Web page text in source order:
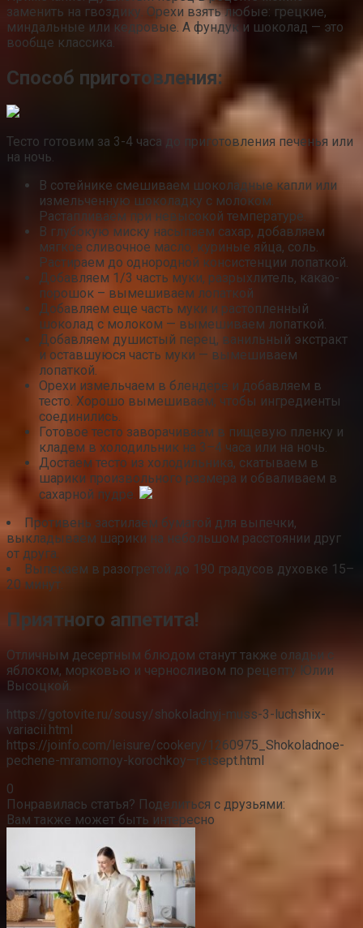
заменить на гвоздику. Орехи взять любые: грецкие,
миндальные или кедровые. А фундук и шоколад — это
вообще классика.
Способ приготовления:
Тесто готовим за 3-4 часа до приготовления печенья или
на ночь.
В сотейнике смешиваем шоколадные капли или
измельченную шоколадку с молоком.
Растапливаем при невысокой температуре.
В глубокую миску насыпаем сахар, добавляем
мягкое сливочное масло, куриные яйца, соль.
Растираем до однородной консистенции лопаткой.
Добавляем 1/3 часть муки, разрыхлитель, какао-
порошок – вымешиваем лопаткой
Добавляем еще часть муки и растопленный
шоколад с молоком — вымешиваем лопаткой.
Добавляем душистый перец, ванильный экстракт
и оставшуюся часть муки — вымешиваем
лопаткой.
Орехи измельчаем в блендере и добавляем в
тесто. Хорошо вымешиваем, чтобы ингредиенты
соединились.
Готовое тесто заворачиваем в пищевую пленку и
кладем в холодильник на 3–4 часа или на ночь.
Достаем тесто из холодильника, скатываем в
шарики произвольного размера и обваливаем в
сахарной пудре.
Противень застилаем бумагой для выпечки,
выкладываем шарики на небольшом расстоянии друг
от друга.
Выпекаем в разогретой до 190 градусов духовке 15–
20 минут.
Приятного аппетита!
Отличным десертным блюдом станут также оладьи с
яблоком, морковью и черносливом по рецепту Юлии
Высоцкой.
https://gotovite.ru/sousy/shokoladnyj-muss-3-luchshix-
variacii.html
https://joinfo.com/leisure/cookery/1260975_Shokoladnoe-
pechene-mramornoy-korochkoy—retsept.html
0
Понравилась статья? Поделиться с друзьями:
Вам также может быть интересно